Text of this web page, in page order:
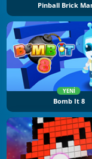
Pinball Brick
YENI
Bomb It 8